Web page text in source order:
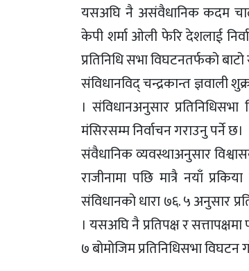
यसअघि नै असंवैधानिक कदम चालेर
केपी शर्मा ओली फेरि देशलाई
प्रतिनिधि सभा विघटनतर्फको
संविधानविद् चन्द्रकान्त ज्ञवाली
। संविधानअनुसार
मंसिरसम्म निर्वाचन गराउनु पर्ने छ।
संवैधानिक व्यवस्थाअनुसार
राजीनामा पछि मात्रै नयाँ
संविधानको धारा ७६. ५ अनुसार
। यसअघि नै प्रतिपक्ष र
७ बोमोजिम प्रतिनिधिसभा विघटन